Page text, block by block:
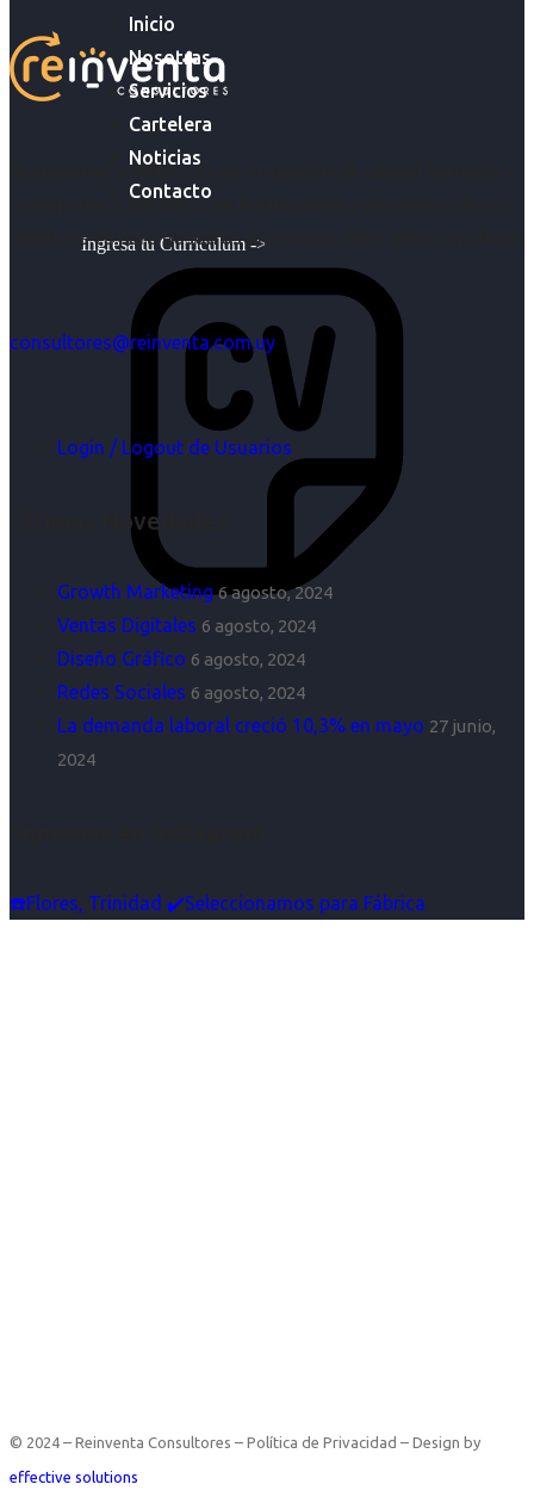
Inicio
Nosotras
Servicios
Cartelera
Noticias
Contacto
Ingresa tu Curriculum ->
Acompañar a empresas en su gestión de capital humano y
acompañar a personas en la búsqueda y encuentro de sus
objetivos es para nosotros un trabajo, pero antes un placer.
consultores@reinventa.com.uy
Login / Logout de Usuarios
Últimas Novedades
Growth Marketing 6 agosto, 2024
Ventas Digitales 6 agosto, 2024
Diseño Gráfico 6 agosto, 2024
Redes Sociales 6 agosto, 2024
La demanda laboral creció 10,3% en mayo 27 junio,
2024
☎️Flores, Trinidad ✔️Seleccionamos para Fábrica
© 2024 – Reinventa Consultores – Política de Privacidad – Design by
effective solutions